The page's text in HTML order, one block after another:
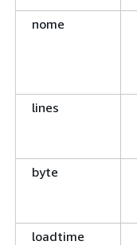
nome
lines
byte
loadtime